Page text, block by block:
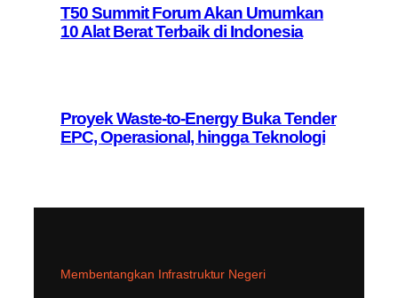
T50 Summit Forum Akan Umumkan
10 Alat Berat Terbaik di Indonesia
Proyek Waste-to-Energy Buka Tender
EPC, Operasional, hingga Teknologi
Membentangkan Infrastruktur Negeri